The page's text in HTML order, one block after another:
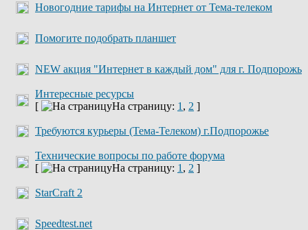
Новогодние тарифы на Интернет от Тема-телеком
Помогите подобрать планшет
NEW акция "Интернет в каждый дом" для г. Подпорожь
Интересные ресурсы
[
На страницу: 1 , 2 ]
Требуются курьеры (Тема-Телеком) г.Подпорожье
Технические вопросы по работе форума
[
На страницу: 1 , 2 ]
StarCraft 2
Speedtest.net